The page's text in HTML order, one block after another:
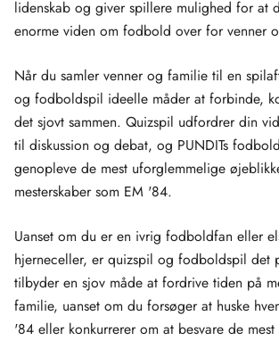
lidenskab og giver spillere mulighed for at
enorme viden om fodbold over for venner
Når du samler venner og familie til en
og fodboldspil ideelle måder at forbinde,
det sjovt sammen. Quizspil udfordrer din
til diskussion og debat, og PUNDITs
genopleve de mest uforglemmelige
mesterskaber som EM '84.
Uanset om du er en ivrig fodboldfan eller
hjerneceller, er quizspil og fodboldspil det
tilbyder en sjov måde at fordrive tiden på
familie, uanset om du forsøger at huske
'84 eller konkurrerer om at besvare de mest